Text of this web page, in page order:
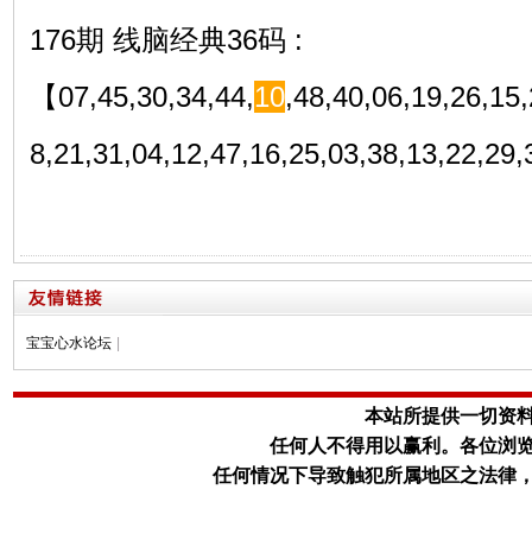
176期 线脑经典36码 :
【07,45,30,34,44,10
宝宝心水论坛
本站所提供一切资
任何人不得用以赢利。 各位浏
任何情况下导致触犯所属地区之法律